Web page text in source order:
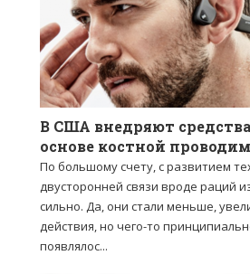
В США внедряют
основе костной
По большому счету, с развитием
двусторонней связи вроде раций
сильно. Да, они стали меньше,
действия, но чего-то
появлялос...